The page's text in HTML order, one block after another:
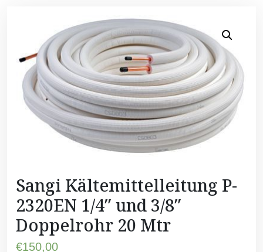
Sangi Kältemittelleitung P-
2320EN 1/4″ und 3/8″
Doppelrohr 20 Mtr
€150,00